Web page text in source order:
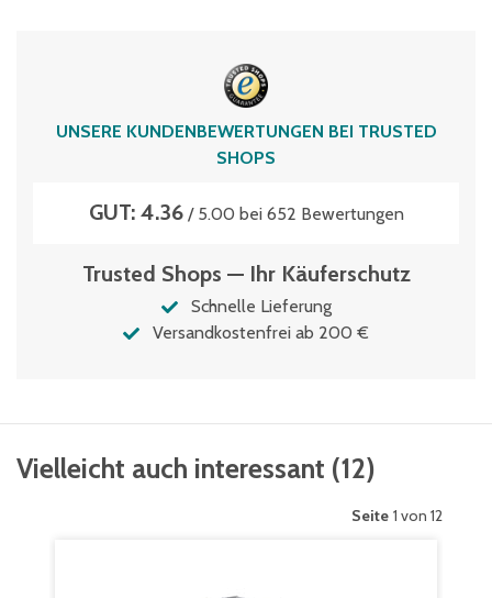
UNSERE KUNDENBEWERTUNGEN BEI TRUSTED
SHOPS
GUT: 4.36/ 5.00 bei 652 Bewertungen
Trusted Shops — Ihr Käuferschutz
Schnelle Lieferung
Versandkostenfrei ab 200 €
Vielleicht auch interessant (12)
Seite 1 von 12